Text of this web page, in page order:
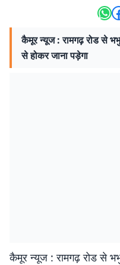
कैमूर न्यूज : रामगढ़ रोड से
से होकर जाना पड़ेगा
कैमूर न्यूज : रामगढ़ रोड से